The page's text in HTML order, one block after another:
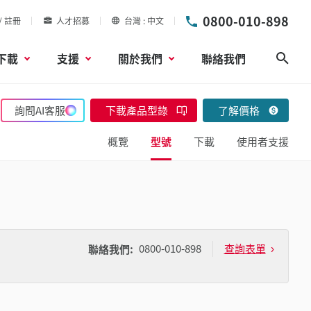
註冊 人才招募 台灣 中文 0800-010-898
載 支援 關於我們 聯絡我們
詢問AI客服 下載產品型錄 了解價格
概覽 型號 下載 使用者支援
聯絡我們: 0800-010-898 查詢表單